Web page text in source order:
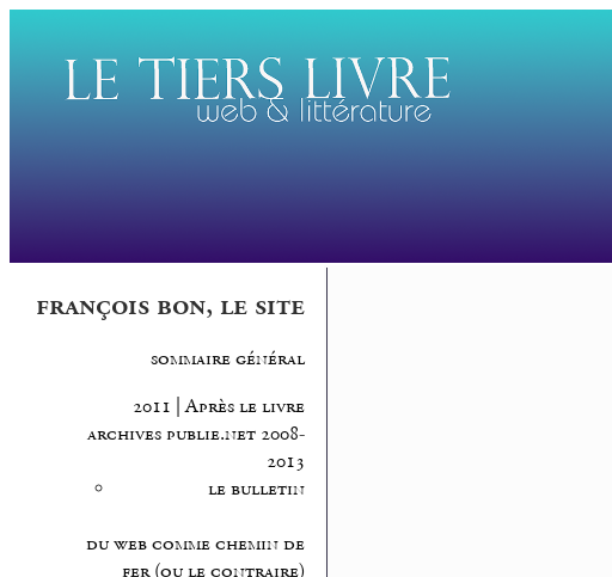
françois bon, le site
sommaire général
2011 | Après le livre
archives publie.net 2008-
2013
le bulletin
du web comme chemin de
fer (ou le contraire)